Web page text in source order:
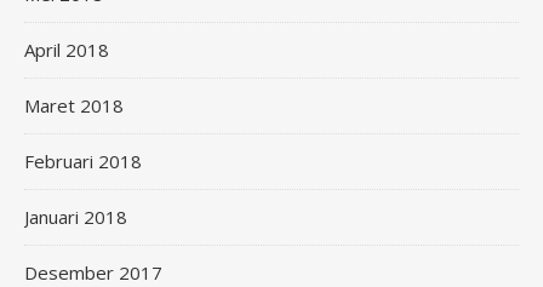
April 2018
Maret 2018
Februari 2018
Januari 2018
Desember 2017